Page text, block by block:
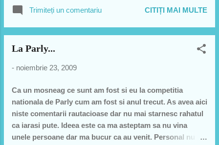
Trimiteți un comentariu
CITIȚI MAI MULTE
La Parly...
- noiembrie 23, 2009
Ca un mosneag ce sunt am fost si eu la competitia
nationala de Parly cum am fost si anul trecut. As avea aici
niste comentarii rautacioase dar nu mai starnesc rahatul
ca iarasi pute. Ideea este ca ma asteptam sa nu vina
unele persoane dar ma bucur ca au venit. Personal nu